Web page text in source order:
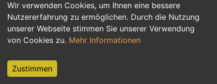
Wir verwenden Cookies, um Ihnen eine bessere
Nutzererfahrung zu ermöglichen. Durch die Nutzung
unserer Webseite stimmen Sie unserer Verwendung
von Cookies zu. Mehr Informationen
Zustimmen
Personalwesen Assistenz, Sekretariat
Hilfskräfte, Aushilfs- und Nebenjobs
Weiterbildung, Studium, duale Ausbildung